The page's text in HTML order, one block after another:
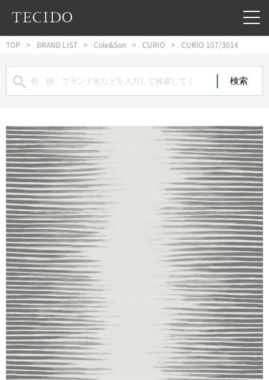
フッターへジャンプ
TOP BRAND LIST Cole&Son CURIO CURIO 107/3014
